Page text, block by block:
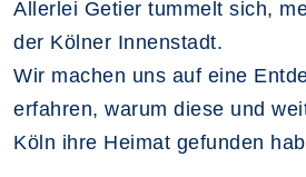
Allerlei Getier tummelt sich,
der Kölner Innenstadt.
Wir machen uns auf eine
erfahren, warum diese und
Köln ihre Heimat gefunden